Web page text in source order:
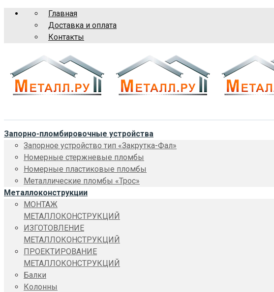
Главная
Доставка и оплата
Контакты
Запорно-пломбировочные устройства
Запорное устройство тип «Закрутка-Фал»
Номерные стержневые пломбы
Номерные пластиковые пломбы
Металлические пломбы «Трос»
Металлоконструкции
МОНТАЖ
МЕТАЛЛОКОНСТРУКЦИЙ
ИЗГОТОВЛЕНИЕ
МЕТАЛЛОКОНСТРУКЦИЙ
ПРОЕКТИРОВАНИЕ
МЕТАЛЛОКОНСТРУКЦИЙ
Балки
Колонны